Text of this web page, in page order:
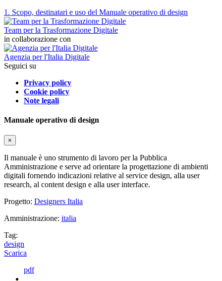
1. Scopo, destinatari e uso del Manuale operativo di design
Team per la Trasformazione Digitale
in collaborazione con
Agenzia per l'Italia Digitale
Seguici su
Privacy policy
Cookie policy
Note legali
Manuale operativo di design
×
Il manuale è uno strumento di lavoro per la Pubblica
Amministrazione e serve ad orientare la progettazione di ambienti
digitali fornendo indicazioni relative al service design, alla user
research, al content design e alla user interface.
Progetto: Designers Italia
Amministrazione: italia
Tag:
design
Scarica
pdf